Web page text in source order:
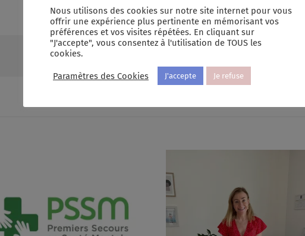
Facebook
X
Nous utilisons des cookies sur notre site internet pour vous
offrir une expérience plus pertinente en mémorisant vos
préférences et vos visites répétées. En cliquant sur
"J'accepte", vous consentez à l'utilisation de TOUS les
cookies.
Paramètres des Cookies J'accepte Je refuse